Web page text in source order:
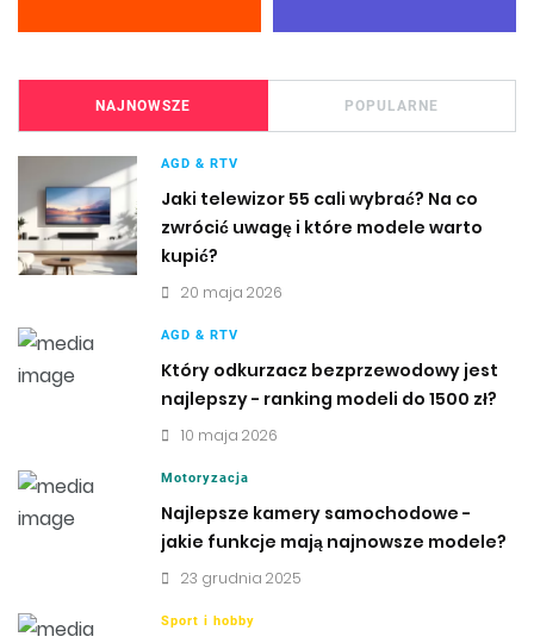
NAJNOWSZE POPULARNE
AGD & RTV
Jaki telewizor 55 cali wybrać? Na co
zwrócić uwagę i które modele warto
kupić?
20 maja 2026
AGD & RTV
Który odkurzacz bezprzewodowy jest
najlepszy - ranking modeli do 1500 zł?
10 maja 2026
Motoryzacja
Najlepsze kamery samochodowe -
jakie funkcje mają najnowsze modele?
23 grudnia 2025
Sport i hobby